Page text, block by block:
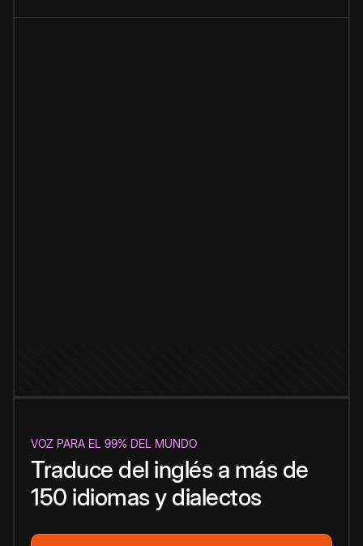
VOZ PARA EL 99% DEL MUNDO
Traduce del inglés a más de
150 idiomas y dialectos